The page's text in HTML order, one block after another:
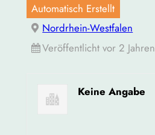
Automatisch Erstellt
Nordrhein-Westfalen
Veröffentlicht vor 2 Jahren
Keine Angabe